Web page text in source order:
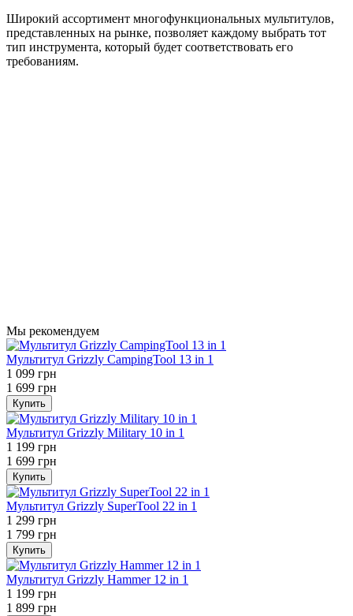
Широкий ассортимент многофункциональных мультитулов,
представленных на рынке, позволяет каждому выбрать тот
тип инструмента, который будет соответствовать его
требованиям.
Мы рекомендуем
Мультитул Grizzly CampingTool 13 in 1
1 099 грн
1 699 грн
Купить
Мультитул Grizzly Military 10 in 1
1 199 грн
1 699 грн
Купить
Мультитул Grizzly SuperTool 22 in 1
1 299 грн
1 799 грн
Купить
Мультитул Grizzly Hammer 12 in 1
1 199 грн
1 899 грн